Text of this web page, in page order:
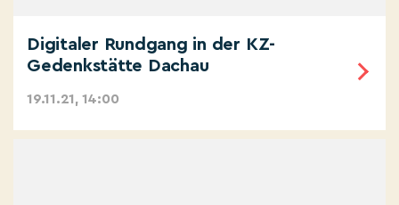
Digitaler Rundgang in der KZ-
Gedenkstätte Dachau
19.11.21, 14:00